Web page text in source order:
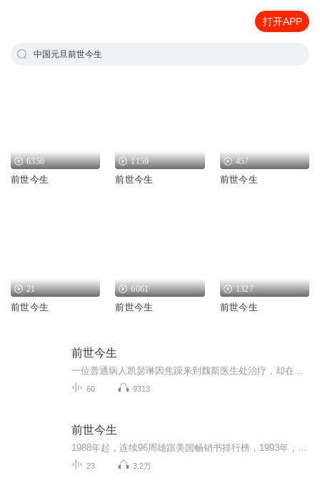
打开APP
中国元旦前世今生
6356
前世今生
1159
前世今生
457
前世今生
21
前世今生
6061
前世今生
1327
前世今生
前世今生
60 9313
前世今生
23 3.2万